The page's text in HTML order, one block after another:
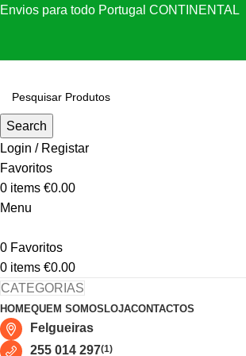
Envios para todo Portugal CONTINENTAL
Search
Login / Registar
Favoritos
0 items €0.00
Menu
0 Favoritos
0 items €0.00
CATEGORIAS
HOMEQUEM SOMOS LOJACONTACTOS
Felgueiras
255 014 297(1)